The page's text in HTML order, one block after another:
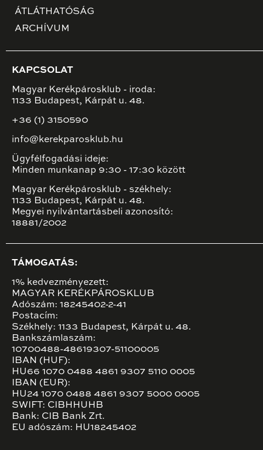
ÁTLÁTHATÓSÁG
ARCHÍVUM
KAPCSOLAT
Magyar Kerékpárosklub - iroda:
1133 Budapest, Kárpát u. 48.
+36 (1) 3150590
info@kerekparosklub.hu
Ügyfélfogadási ideje:
Minden munkanap 9:30 - 17:30 között
Magyar Kerékpárosklub - székhely:
1133 Budapest, Kárpát u. 48.
Megyei nyilvántartásbeli azonosító:
18881/2002
TÁMOGATÁS:
1% kedvezményezett:
MAGYAR KERÉKPÁROSKLUB
Adószám: 18245402-2-41
Postacím:
Székhely: 1133 Budapest, Kárpát u. 48.
Bankszámlaszám:
10700488-48619307-51100005
IBAN (HUF):
HU66 1070 0488 4861 9307 5110 0005
IBAN (EUR):
HU24 1070 0488 4861 9307 5000 0005
SWIFT: CIBHHUHB
Bank: CIB Bank Zrt.
EU adószám: HU18245402